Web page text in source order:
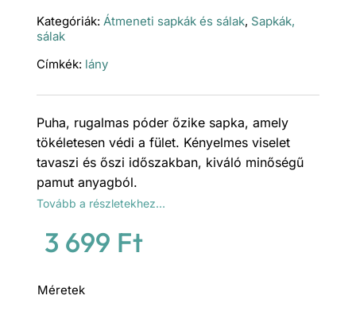
Kategóriák: Átmeneti sapkák és sálak, Sapkák,
sálak
Címkék: lány
Puha, rugalmas póder őzike sapka, amely
tökéletesen védi a fület. Kényelmes viselet
tavaszi és őszi időszakban, kiváló minőségű
pamut anyagból.
Tovább a részletekhez…
3 699 Ft
Méretek